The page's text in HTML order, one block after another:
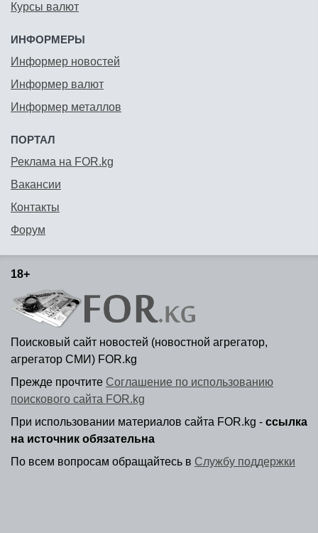
Курсы валют
ИНФОРМЕРЫ
Информер новостей
Информер валют
Информер металлов
ПОРТАЛ
Реклама на FOR.kg
Вакансии
Контакты
Форум
18+
Поисковый сайт новостей (новостной агрегатор,
агрегатор СМИ) FOR.kg
Прежде прочтите Соглашение по использованию
поискового сайта FOR.kg
При использовании материалов сайта FOR.kg - ссылка
на источник обязательна
По всем вопросам обращайтесь в Службу поддержки